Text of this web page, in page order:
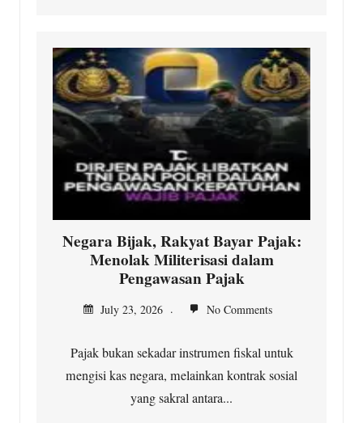
Negara Bijak, Rakyat Bayar Pajak:
Menolak Militerisasi dalam
Pengawasan Pajak
July 23, 2026 No Comments
Pajak bukan sekadar instrumen fiskal untuk
mengisi kas negara, melainkan kontrak sosial
yang sakral antara...